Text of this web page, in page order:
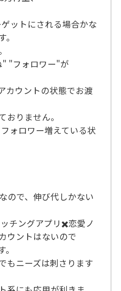
ットにされる場合かな
" "フォロワー"が
カウントの状態でお渡
おりません。
ォロワー増えている状
ので、伸び代しかない
チングアプリ✖️恋愛ノ
ウントはないので
もニーズは刺さります